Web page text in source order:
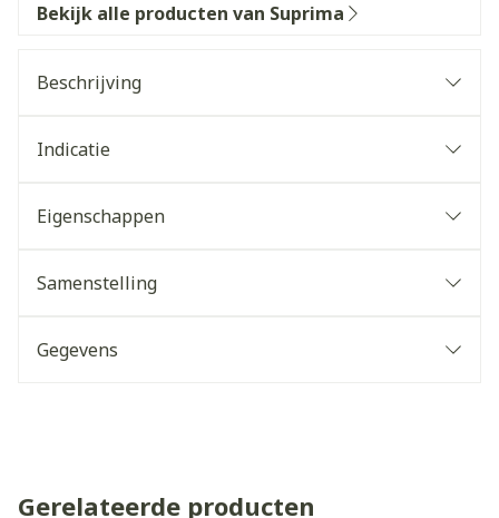
Bekijk alle producten van Suprima
Beschrijving
Indicatie
Eigenschappen
Samenstelling
Gegevens
Gerelateerde producten